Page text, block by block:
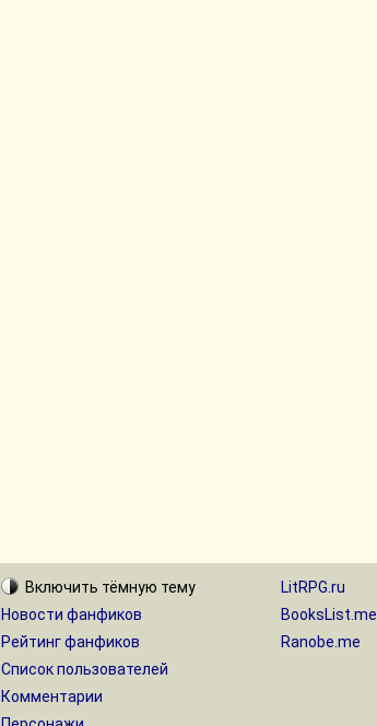
Включить тёмную тему
Новости фанфиков
Рейтинг фанфиков
Список пользователей
Комментарии
LitRPG.ru
BooksList.me
Ranobe.me